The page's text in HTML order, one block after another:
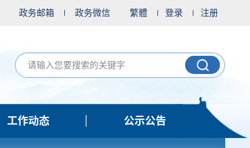
政务邮箱 政务微信 繁體 登录 注册
工作动态 公示公告